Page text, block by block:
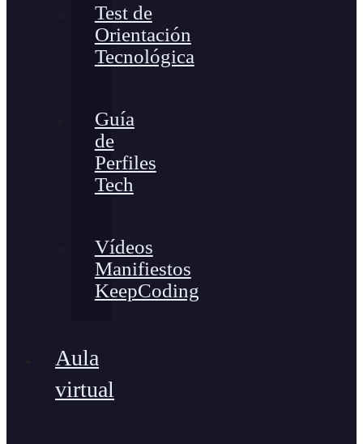
Test de
Orientación
Tecnológica
Guía
de
Perfiles
Tech
Vídeos
Manifiestos
KeepCoding
Aula
virtual